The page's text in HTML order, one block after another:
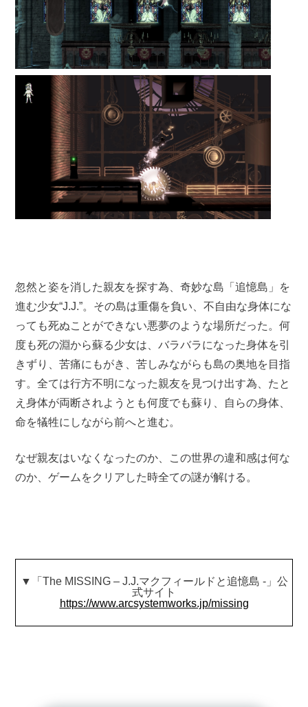
忽然と姿を消した親友を探す為、奇妙な島「追憶島」を
進む少女“J.J.”。その島は重傷を負い、不自由な身体にな
っても死ぬことができない悪夢のような場所だった。何
度も死の淵から蘇る少女は、バラバラになった身体を引
きずり、苦痛にもがき、苦しみながらも島の奥地を目指
す。全ては行方不明になった親友を見つけ出す為、たと
え身体が両断されようとも何度でも蘇り、自らの身体、
命を犠牲にしながら前へと進む。
なぜ親友はいなくなったのか、この世界の違和感は何な
のか、ゲームをクリアした時全ての謎が解ける。
▼「The MISSING – J.J.マクフィールドと追憶島 -」公
式サイト
https://www.arcsystemworks.jp/missing